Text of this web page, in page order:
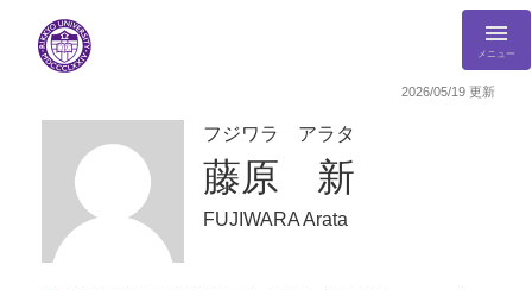
メニュー
2026/05/19 更新
フジワラ アラタ
藤原 新
FUJIWARA Arata